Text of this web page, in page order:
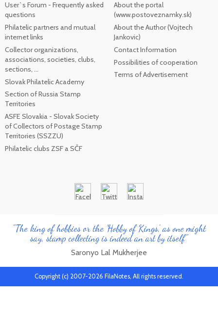
User`s Forum - Frequently asked
questions
Philatelic partners and mutual
internet links
Collector organizations,
associations, societies, clubs,
sections, ...
Slovak Philatelic Academy
Section of Russia Stamp
Territories
ASFE Slovakia - Slovak Society
of Collectors of Postage Stamp
Territories (SSZZU)
Philatelic clubs ZSF a SČF
About the portal
(www.postoveznamky.sk)
About the Author (Vojtech
Jankovic)
Contact Information
Possibilities of cooperation
Terms of Advertisement
"The king of hobbies or the 'Hobby of Kings', as one might
say, stamp collecting is indeed an art by itself"
Saronyo Lal Mukherjee
Copyright (c) 2007-2026 FilaNotes, All rights reserved.